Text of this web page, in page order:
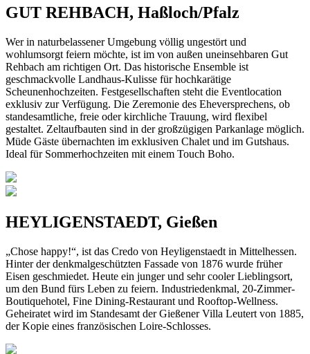
GUT REHBACH, Haßloch/Pfalz
Wer in naturbelassener Umgebung völlig ungestört und
wohlumsorgt feiern möchte, ist im von außen uneinsehbaren Gut
Rehbach am richtigen Ort. Das historische Ensemble ist
geschmackvolle Landhaus-Kulisse für hochkarätige
Scheunenhochzeiten. Festgesellschaften steht die Eventlocation
exklusiv zur Verfügung. Die Zeremonie des Eheversprechens, ob
standesamtliche, freie oder kirchliche Trauung, wird flexibel
gestaltet. Zeltaufbauten sind in der großzügigen Parkanlage möglich.
Müde Gäste übernachten im exklusiven Chalet und im Gutshaus.
Ideal für Sommerhochzeiten mit einem Touch Boho.
HEYLIGENSTAEDT, Gießen
„Chose happy!“, ist das Credo von Heyligenstaedt in Mittelhessen.
Hinter der denkmalgeschützten Fassade von 1876 wurde früher
Eisen geschmiedet. Heute ein junger und sehr cooler Lieblingsort,
um den Bund fürs Leben zu feiern. Industriedenkmal, 20-Zimmer-
Boutiquehotel, Fine Dining-Restaurant und Rooftop-Wellness.
Geheiratet wird im Standesamt der Gießener Villa Leutert von 1885,
der Kopie eines französischen Loire-Schlosses.